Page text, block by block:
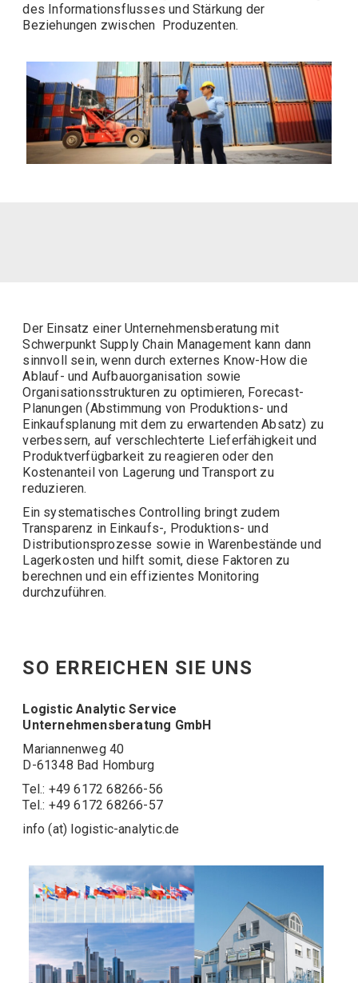
des Informationsflusses und Stärkung der
Beziehungen zwischen Produzenten.
Der Einsatz einer Unternehmensberatung mit
Schwerpunkt Supply Chain Management kann dann
sinnvoll sein, wenndurch externes Know-How die
Ablauf- und Aufbauorganisation sowie
Organisationsstrukturen zu optimieren, Forecast-
Planungen (Abstimmung von Produktions- und
Einkaufsplanung mit dem zu erwartenden Absatz) zu
verbessern, auf verschlechterte Lieferfähigkeit und
Produktverfügbarkeit zu reagieren oder den
Kostenanteil von Lagerung und Transport zu
reduzieren.
Ein systematisches Controlling bringt zudem
Transparenz in Einkaufs-, Produktions- und
Distributionsprozesse sowie in Warenbestände und
Lagerkosten und hilft somit, diese Faktoren zu
berechnen und ein effizientes Monitoring
durchzuführen.
SO ERREICHEN SIE UNS
Logistic Analytic Service
Unternehmensberatung GmbH
Mariannenweg 40
D-61348 Bad Homburg
Tel.: +49 6172 68266-56
Tel.: +49 6172 68266-57
info (at) logistic-analytic.de